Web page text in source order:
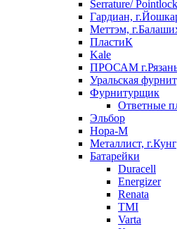
Serrature/ Pointlock
Гардиан,
Меттэм,
ПластиК
Kale
ПРОСАМ
Уральская
Фурнитурщик
Ответные
Эльбор
Нора-М
Металлист,
Батарейки
Duracell
Energizer
Renata
TMI
Varta